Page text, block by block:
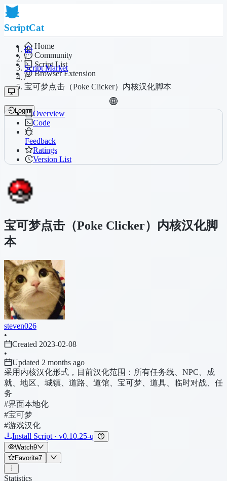
ScriptCat
Home
Community
Script List
Browser Extension
Login
/
Script Market
/
宝可梦点击（Poke Clicker）内核汉化脚本
Overview
Code
Feedback
Ratings
Version List
宝可梦点击（Poke Clicker）内核汉化脚
本
steven026
•
Created 2023-02-08
•
Updated 2 months ago
采用内核汉化形式，目前汉化范围：所有任务线、NPC、成
就、地区、城镇、道路、道馆、宝可梦、道具、临时对战、任
务
#界面本地化
#宝可梦
#游戏汉化
Install Script · v0.10.25-q
Watch9
Favorite7
Statistics